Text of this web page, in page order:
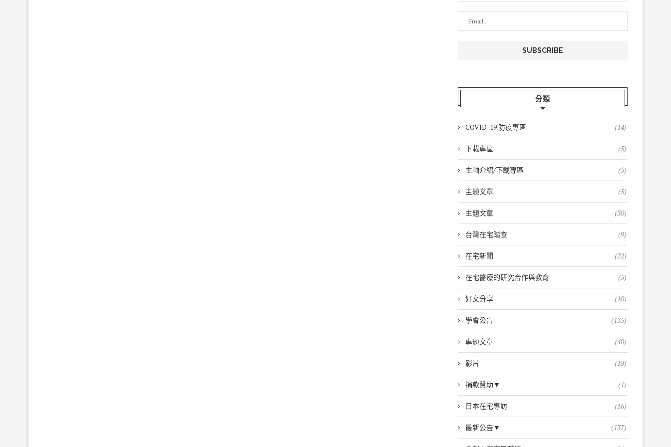
分類
COVID-19 防疫專區 (14)
下載專區 (5)
主軸介紹/下載專區 (5)
主題文章 (5)
主題文章 (30)
台灣在宅踏查 (9)
在宅新聞 (22)
在宅醫療的研究合作與教育 (5)
好文分享 (10)
學會公告 (135)
專題文章 (40)
影片 (18)
捐款贊助▼ (1)
日本在宅專訪 (16)
最新公告▼ (137)